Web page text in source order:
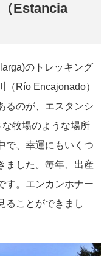
Estancia
のトレッキング
（Río Encajonado）
るのが、エスタンシ
牧場のような場所
で、幸運にもいくつ
ました。毎年、出産
す。エンカンホナー
ることができまし